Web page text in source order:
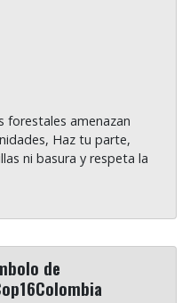
forestales amenazan
Haz tu parte,
ni basura y respeta la
de